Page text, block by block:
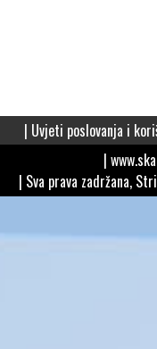
| Uvjeti poslovanja i
|
| Sva prava zadržana,